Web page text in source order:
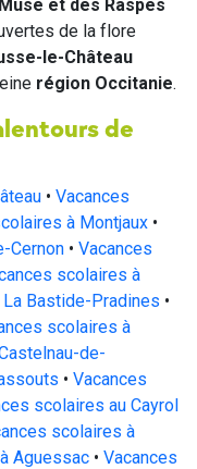
et des Raspes
de la flore
le-Château
région Occitanie.
de
• Vacances
à Montjaux •
Cernon • Vacances
scolaires à
Bastide-Pradines •
scolaires à
de-
• Vacances
scolaires au Cayrol
scolaires à
Aguessac • Vacances